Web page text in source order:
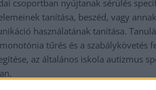
csoportban nyújtanak sérülés
tanítása, beszéd, vagy
használatának tanítása.
tűrés és a szabálykövetés
az általános iskola autizmus